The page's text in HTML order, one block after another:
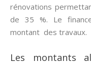
rénovations
de 35 %. Le
montant des travaux.
Les montants